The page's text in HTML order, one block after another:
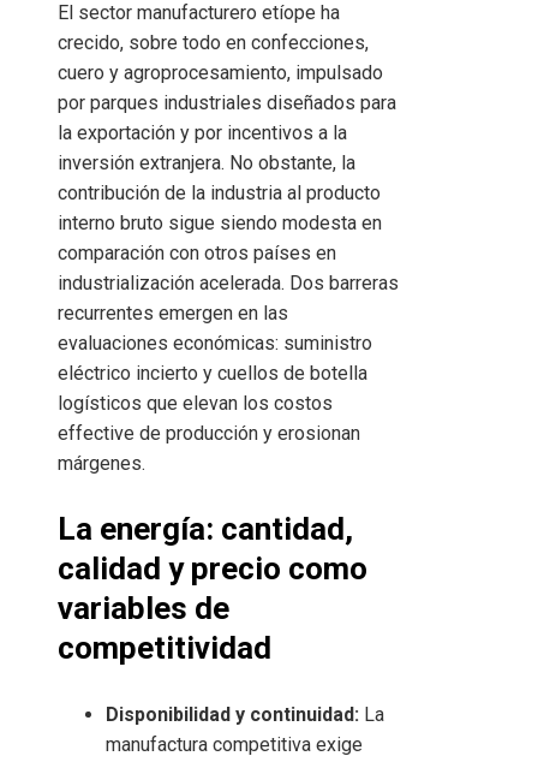
El sector manufacturero etíope ha
crecido, sobre todo en confecciones,
cuero y agroprocesamiento, impulsado
por parques industriales diseñados para
la exportación y por incentivos a la
inversión extranjera. No obstante, la
contribución de la industria al producto
interno bruto sigue siendo modesta en
comparación con otros países en
industrialización acelerada. Dos barreras
recurrentes emergen en las
evaluaciones económicas: suministro
eléctrico incierto y cuellos de botella
logísticos que elevan los costos
effective de producción y erosionan
márgenes.
La energía: cantidad,
calidad y precio como
variables de
competitividad
Disponibilidad y continuidad: La
manufactura competitiva exige